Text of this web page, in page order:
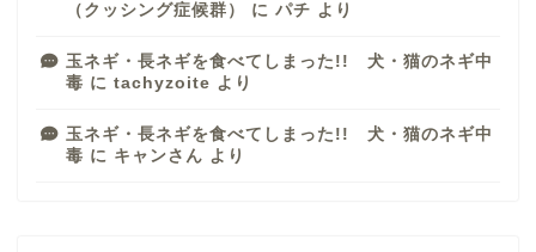
（クッシング症候群）
に パチ より
玉ネギ・長ネギを食べてしまった!! 犬・猫のネギ中
毒 に tachyzoite より
玉ネギ・長ネギを食べてしまった!! 犬・猫のネギ中
毒 に キャンさん より